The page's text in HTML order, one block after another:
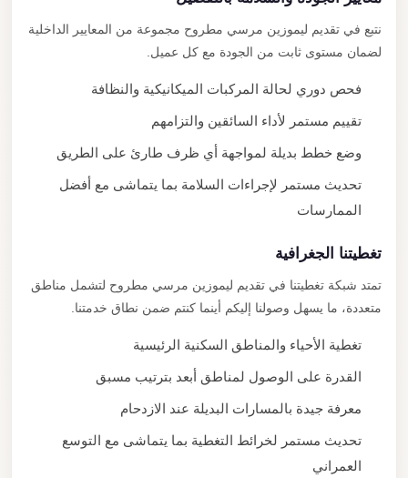
نتبع في تقديم ليموزين مرسي مطروح مجموعة من المعايير الداخلية
لضمان مستوى ثابت من الجودة مع كل عميل.
فحص دوري لحالة المركبات الميكانيكية والنظافة
تقييم مستمر لأداء السائقين والتزامهم
وضع خطط بديلة لمواجهة أي ظرف طارئ على الطريق
تحديث مستمر لإجراءات السلامة بما يتماشى مع أفضل
الممارسات
تغطيتنا الجغرافية
تمتد شبكة تغطيتنا في تقديم ليموزين مرسي مطروح لتشمل مناطق
متعددة، ما يسهل وصولنا إليكم أينما كنتم ضمن نطاق خدمتنا.
تغطية الأحياء والمناطق السكنية الرئيسية
القدرة على الوصول لمناطق أبعد بترتيب مسبق
معرفة جيدة بالمسارات البديلة عند الازدحام
تحديث مستمر لخرائط التغطية بما يتماشى مع التوسع
العمراني